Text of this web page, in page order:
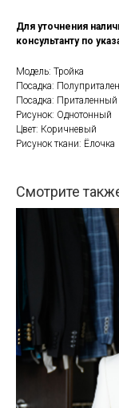
Для уточнения
консультанту по
Модель: Тройка
Посадка:
Посадка: Приталенный
Рисунок: Однотонный
Цвет: Коричневый
Рисунок ткани: Ёлочка
Смотрите